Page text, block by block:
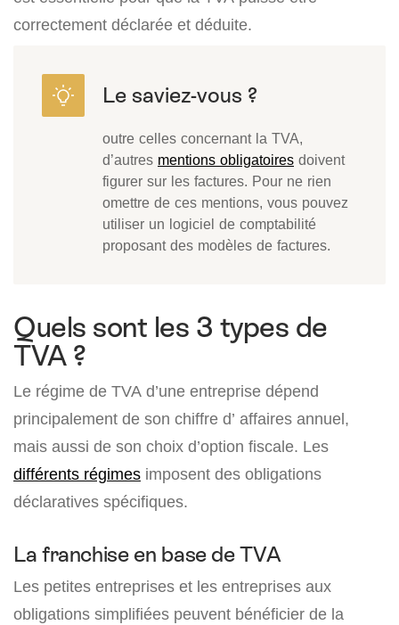
correctement déclarée et déduite.
outre celles concernant la TVA,
d’autres mentions obligatoires doivent
figurer sur les factures. Pour ne rien
omettre de ces mentions, vous pouvez
utiliser un logiciel de comptabilité
proposant des modèles de factures.
Quels sont les 3 types de
TVA ?
Le régime de TVA d’une entreprise dépend
principalement de son chiffre d’ affaires annuel,
mais aussi de son choix d’option fiscale. Les
différents régimes imposent des obligations
déclaratives spécifiques.
La franchise en base de TVA
Les petites entreprises et les entreprises aux
obligations simplifiées peuvent bénéficier de la